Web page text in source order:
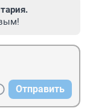
Отправить